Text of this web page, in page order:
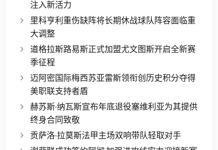
注入新活力
里科亨利重伤缺阵将长期休战球队阵容面临重
大调整
道格拉斯路易斯正式加盟尤文图斯开启全新赛
季征程
迈阿密国际梅西苏亚雷斯领衔创历史积分夺得
美职联支持者盾
赫苏斯·纳瓦斯宣布年底退役塞维利亚为其提供
终身合同致敬
贡萨洛·拉莫斯法甲主场双响带队轻取对手